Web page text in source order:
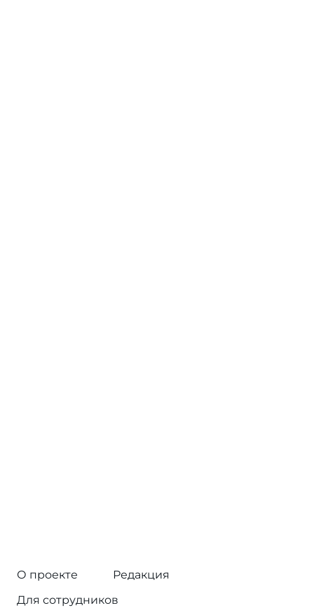
О проекте
Редакция
Для сотрудников